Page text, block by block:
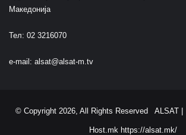
Македонија
Тел: 02 3216070
e-mail: alsat@alsat-m.tv
© Copyright 2026, All Rights Reserved ALSAT |
Host.mk https://alsat.mk/